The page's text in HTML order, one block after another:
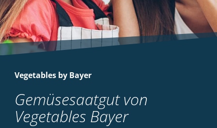
Vegetables by Bayer
Gemüsesaatgut von
Vegetables Bayer